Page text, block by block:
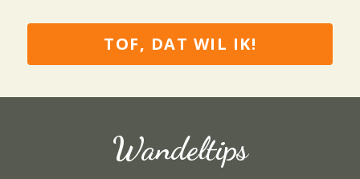
TOF, DAT WIL IK!
Wandeltips